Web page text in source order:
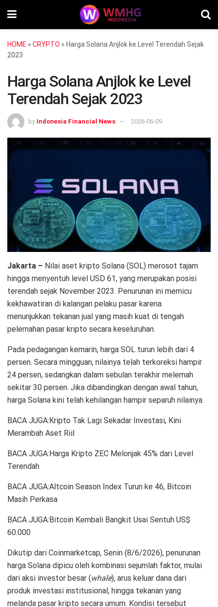
HOME » CRYPTO » Harga Solana Anjlok ke Level Terendah Sejak
2023
Harga Solana Anjlok ke Level
Terendah Sejak 2023
by Indonesia Financial News 2026-06-09
Jakarta – Nilai aset kripto Solana (SOL) merosot tajam
hingga menyentuh level USD 61, yang merupakan posisi
terendah sejak November 2023. Penurunan ini memicu
kekhawatiran di kalangan pelaku pasar karena
menunjukkan tekanan jual yang masih kuat di tengah
pelemahan pasar kripto secara keseluruhan.
Pada pedagangan kemarin, harga SOL turun lebih dari 4
persen. Secara mingguan, nilainya telah terkoreksi hampir
24 persen, sedangkan dalam sebulan terakhir melemah
sekitar 30 persen. Jika dibandingkan dengan awal tahun,
harga Solana kini telah kehilangan hampir separuh nilainya.
BACA JUGA:Kripto Tak Lagi Sekadar Investasi, Kini
Merambah Aset Riil
BACA JUGA:Harga Kripto ZEC Melonjak 45% dari Level
Terendah
BACA JUGA:Altcoin Season Index Turun ke 46, Bitcoin
Masih Perkasa
BACA JUGA:Bitcoin Kembali Bangkit Usai Sentuh US$
60.000
Dikutip dari Coinmarketcap, Senin (8/6/2026), penurunan
harga Solana dipicu oleh kombinasi sejumlah faktor, mulai
dari aksi investor besar (whale), arus keluar dana dari
produk investasi institusional, hingga tekanan yang
melanda pasar kripto secara umum. Kondisi tersebut